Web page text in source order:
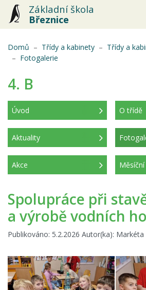
Základní škola
Březnice
Domů Třídy a kabinety Třídy a
Fotogalerie
4. B
Úvod O třídě
Aktuality
Akce
Spolupráce při
a výrobě vodních
Publikováno: 5.2.2026 Autor(ka):